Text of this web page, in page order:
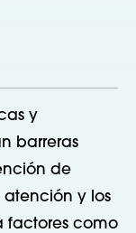
y
barreras
de
y los
factores como